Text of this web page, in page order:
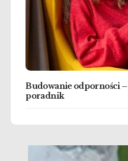
Budowanie odporności
poradnik